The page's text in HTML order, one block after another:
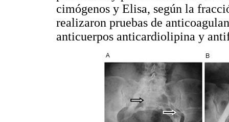
cimógenos y Elisa, según la
realizaron pruebas de
anticuerpos anticardiolipina y